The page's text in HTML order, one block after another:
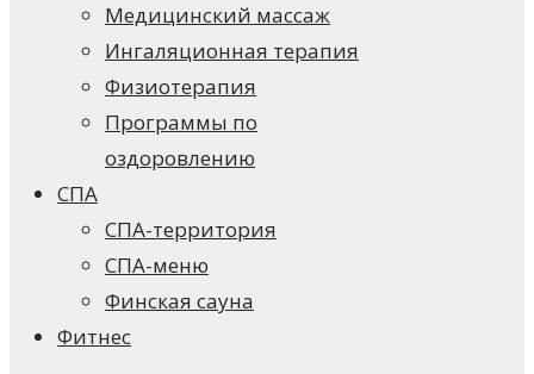
Медицинский массаж
Ингаляционная терапия
Физиотерапия
Программы по
оздоровлению
СПА
СПА-территория
СПА-меню
Финская сауна
Фитнес